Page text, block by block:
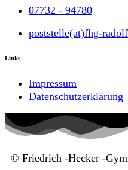
07732 - 94780
poststelle(at)fhg-
Links
Impressum
Datenschutzerklärung
© Friedrich -Hecker -